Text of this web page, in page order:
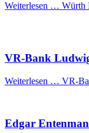
Weiterlesen … Würth
VR-Bank
Weiterlesen … VR-
Edgar